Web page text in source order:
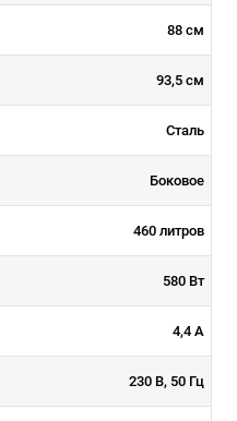
88 см
93,5 см
Сталь
Боковое
460 литров
580 Вт
4,4 А
230 В, 50 Гц